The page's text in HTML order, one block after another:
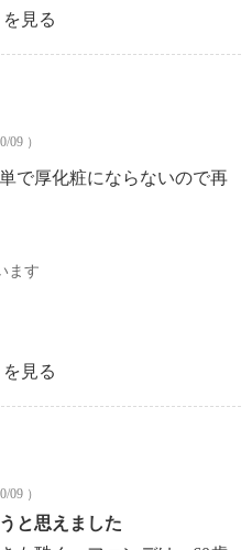
見る
09 ）
で厚化粧にならないので再
ます
見る
09 ）
と思えました